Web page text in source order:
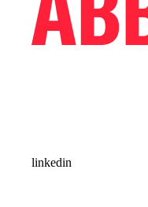
linkedin